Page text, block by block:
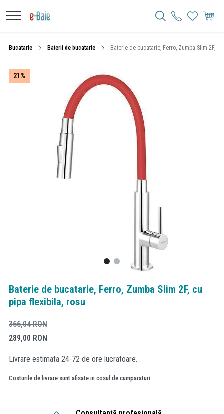
Bucatarie Baterii de bucatarie Baterie de bucatarie, Ferro, Zumba Slim 2F,
21%
Baterie de bucatarie, Ferro, Zumba Slim 2F, cu
pipa flexibila, rosu
366,04RON
289,00 RON
Livrare estimata 24-72 de ore lucratoare.
Costurile de livrare sunt afisate in cosul de cumparaturi